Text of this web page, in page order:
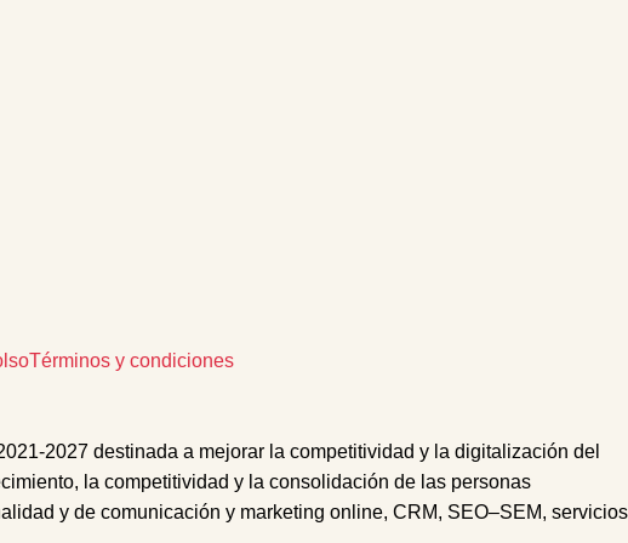
Términos y condiciones
2027 destinada a mejorar la competitividad y la digitalización del
la competitividad y la consolidación de las personas
y de comunicación y marketing online, CRM, SEO–SEM, servicios